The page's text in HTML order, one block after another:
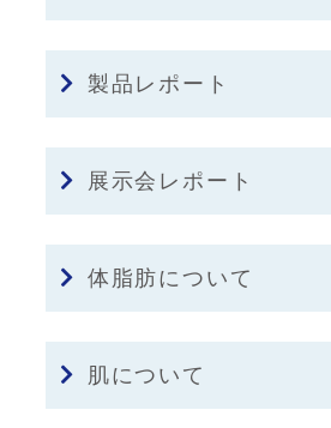
製品レポート
展示会レポート
体脂肪について
肌について